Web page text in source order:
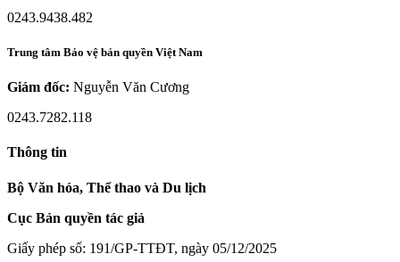
0243.9438.482
Trung tâm Bảo vệ bản quyền Việt Nam
Giám đốc: Nguyễn Văn Cương
0243.7282.118
Thông tin
Bộ Văn hóa, Thể thao và Du lịch
Cục Bản quyền tác giả
Giấy phép số: 191/GP-TTĐT, ngày 05/12/2025